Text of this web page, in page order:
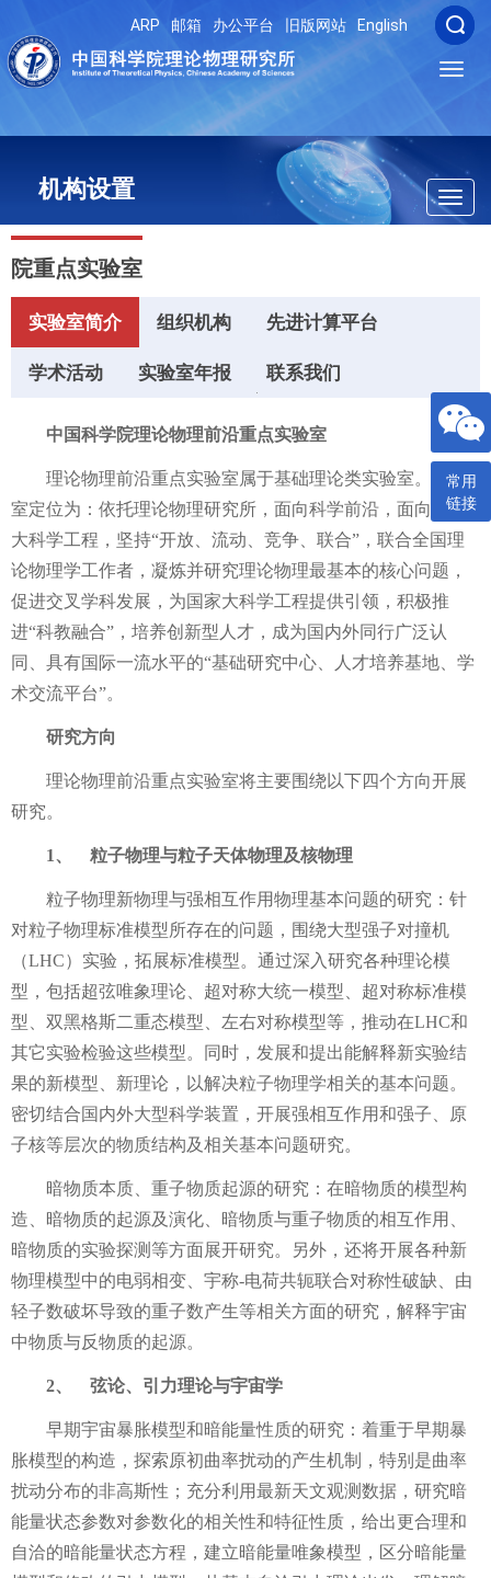
ARP 邮箱 办公平台 旧版网站 English
机构设置
院重点实验室
实验室简介 组织机构 先进计算平台
学术活动 实验室年报 联系我们
中国科学院理论物理前沿重点实验室
理论物理前沿重点实验室属于基础理论类实验室。实验
室定位为：依托理论物理研究所，面向科学前沿，面向国家
大科学工程，坚持“开放、流动、竞争、联合”，联合全国理
论物理学工作者，凝炼并研究理论物理最基本的核心问题，
促进交叉学科发展，为国家大科学工程提供引领，积极推
进“科教融合”，培养创新型人才，成为国内外同行广泛认
同、具有国际一流水平的“基础研究中心、人才培养基地、学
术交流平台”。
研究方向
理论物理前沿重点实验室将主要围绕以下四个方向开展
研究。
1、 粒子物理与粒子天体物理及核物理
粒子物理新物理与强相互作用物理基本问题的研究：针
对粒子物理标准模型所存在的问题，围绕大型强子对撞机
（LHC）实验，拓展标准模型。通过深入研究各种理论模
型，包括超弦唯象理论、超对称大统一模型、超对称标准模
型、双黑格斯二重态模型、左右对称模型等，推动在LHC和
其它实验检验这些模型。同时，发展和提出能解释新实验结
果的新模型、新理论，以解决粒子物理学相关的基本问题。
密切结合国内外大型科学装置，开展强相互作用和强子、原
子核等层次的物质结构及相关基本问题研究。
暗物质本质、重子物质起源的研究：在暗物质的模型构
造、暗物质的起源及演化、暗物质与重子物质的相互作用、
暗物质的实验探测等方面展开研究。另外，还将开展各种新
物理模型中的电弱相变、宇称-电荷共轭联合对称性破缺、由
轻子数破坏导致的重子数产生等相关方面的研究，解释宇宙
中物质与反物质的起源。
2、 弦论、引力理论与宇宙学
早期宇宙暴胀模型和暗能量性质的研究：着重于早期暴
胀模型的构造，探索原初曲率扰动的产生机制，特别是曲率
扰动分布的非高斯性；充分利用最新天文观测数据，研究暗
能量状态参数对参数化的相关性和特征性质，给出更合理和
自洽的暗能量状态方程，建立暗能量唯象模型，区分暗能量
常用
链接